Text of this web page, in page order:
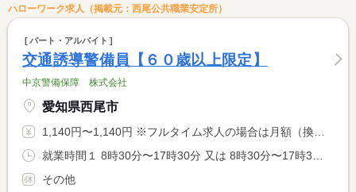
ハローワーク求人（掲載元：西尾公共職業安定所）
パート・アルバイト
交通誘導警備員【６０歳以上限定】
中京警備保障 株式会社
愛知県西尾市
1,140円〜1,140円 ※フルタイム求人の場合は月額（換算額）、パート求人の場合は時間額を表示しています。
その他